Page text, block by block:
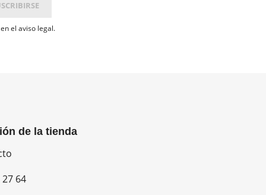
el aviso legal.
de la tienda
64